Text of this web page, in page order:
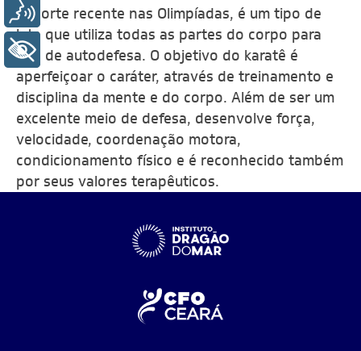
Esporte recente nas Olimpíadas, é um tipo de
luta que utiliza todas as partes do corpo para
fins de autodefesa. O objetivo do karatê é
aperfeiçoar o caráter, através de treinamento e
disciplina da mente e do corpo. Além de ser um
excelente meio de defesa, desenvolve força,
velocidade, coordenação motora,
condicionamento físico e é reconhecido também
por seus valores terapêuticos.
Voz
+ Acessibilidade